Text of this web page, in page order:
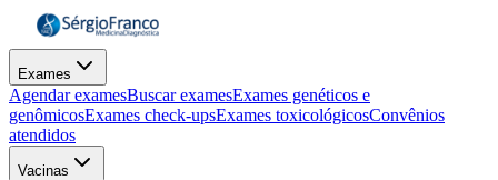
Exames
Agendar examesBuscar examesExames genéticos e
genômicosExames check-upsExames toxicológicosConvênios
atendidos
Vacinas